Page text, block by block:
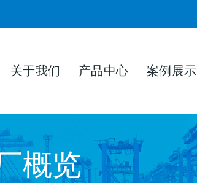
关于我们 产品中心 案例展示
概览